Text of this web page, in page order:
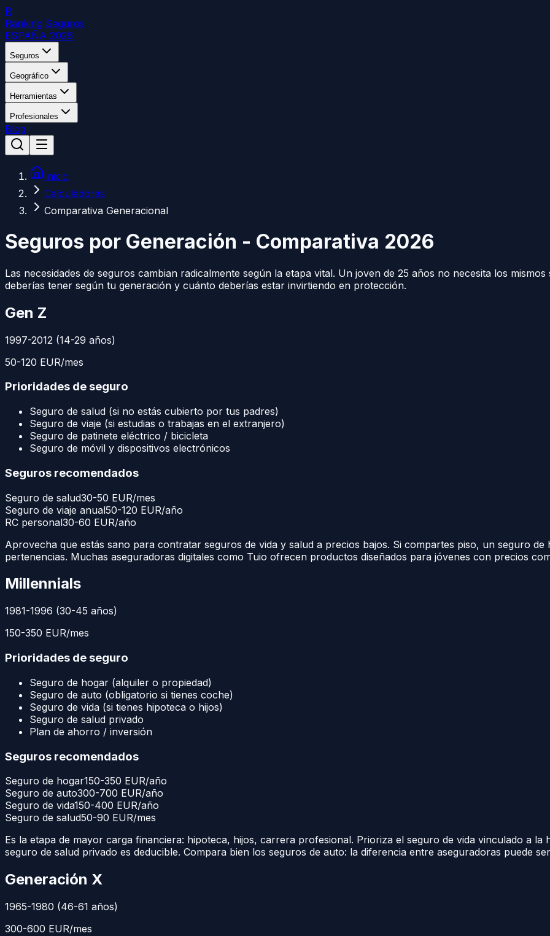
R
Ranking Seguros
ESPAÑA 2026
Seguros
Geográfico
Herramientas
Profesionales
Blog
Inicio
Calculadoras
Comparativa Generacional
Seguros por Generación - Comparativa 2026
Las necesidades de seguros cambian radicalmente según la etapa vital. Un joven de 25 años no necesita los
deberías tener según tu generación y cuánto deberías estar invirtiendo en protección.
Gen Z
1997-2012 (14-29 años)
50-120 EUR/mes
Prioridades de seguro
Seguro de salud (si no estás cubierto por tus padres)
Seguro de viaje (si estudias o trabajas en el extranjero)
Seguro de patinete eléctrico / bicicleta
Seguro de móvil y dispositivos electrónicos
Seguros recomendados
Seguro de salud30-50 EUR/mes
Seguro de viaje anual50-120 EUR/año
RC personal30-60 EUR/año
Aprovecha que estás sano para contratar seguros de vida y salud a precios bajos. Si compartes piso, un seguro
pertenencias. Muchas aseguradoras digitales como Tuio ofrecen productos diseñados para jóvenes con precios
Millennials
1981-1996 (30-45 años)
150-350 EUR/mes
Prioridades de seguro
Seguro de hogar (alquiler o propiedad)
Seguro de auto (obligatorio si tienes coche)
Seguro de vida (si tienes hipoteca o hijos)
Seguro de salud privado
Plan de ahorro / inversión
Seguros recomendados
Seguro de hogar150-350 EUR/año
Seguro de auto300-700 EUR/año
Seguro de vida150-400 EUR/año
Seguro de salud50-90 EUR/mes
Es la etapa de mayor carga financiera: hipoteca, hijos, carrera profesional. Prioriza el seguro de vida vinculado a
seguro de salud privado es deducible. Compara bien los seguros de auto: la diferencia entre aseguradoras puede
Generación X
1965-1980 (46-61 años)
300-600 EUR/mes